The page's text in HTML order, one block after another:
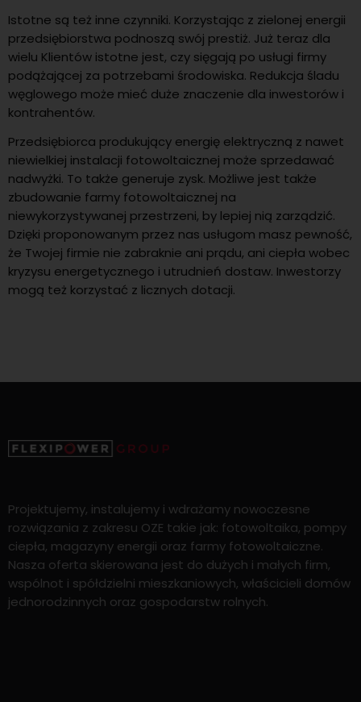
Istotne są też inne czynniki. Korzystając z zielonej energii
przedsiębiorstwa podnoszą swój prestiż. Już teraz dla
wielu Klientów istotne jest, czy sięgają po usługi firmy
podążającej za potrzebami środowiska. Redukcja śladu
węglowego może mieć duże znaczenie dla inwestorów i
kontrahentów.
Przedsiębiorca produkujący energię elektryczną z nawet
niewielkiej instalacji fotowoltaicznej może sprzedawać
nadwyżki. To także generuje zysk. Możliwe jest także
zbudowanie farmy fotowoltaicznej na
niewykorzystywanej przestrzeni, by lepiej nią zarządzić.
Dzięki proponowanym przez nas usługom masz pewność,
że Twojej firmie nie zabraknie ani prądu, ani ciepła wobec
kryzysu energetycznego i utrudnień dostaw. Inwestorzy
mogą też korzystać z licznych dotacji.
Projektujemy, instalujemy i wdrażamy nowoczesne
rozwiązania z zakresu OZE takie jak: fotowoltaika, pompy
ciepła, magazyny energii oraz farmy fotowoltaiczne.
Nasza oferta skierowana jest do dużych i małych firm,
wspólnot i spółdzielni mieszkaniowych, właścicieli domów
jednorodzinnych oraz gospodarstw rolnych.